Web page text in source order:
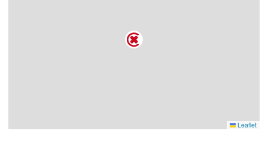
Leaflet